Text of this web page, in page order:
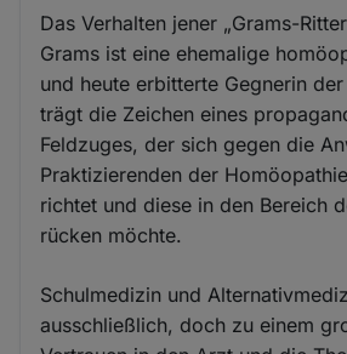
Das Verhalten jener „Grams-
Grams ist eine ehemalige
und heute erbitterte Gegnerin
trägt die Zeichen eines
Feldzuges, der sich gegen die
Praktizierenden der
richtet und diese in den Bereich
rücken möchte.
Schulmedizin und
ausschließlich, doch zu einem